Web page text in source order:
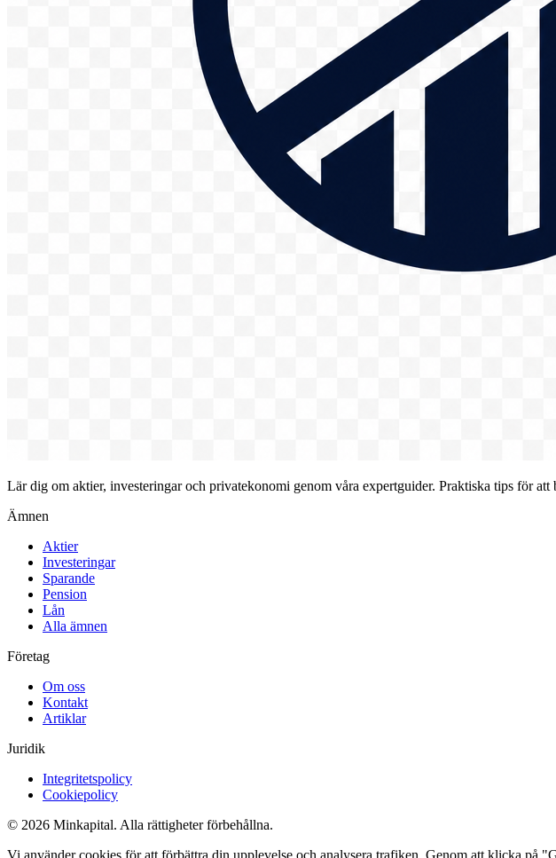
Lär dig om aktier, investeringar och privatekonomi genom våra expertguider. Praktiska tips för
Ämnen
Aktier
Investeringar
Sparande
Pension
Lån
Alla ämnen
Företag
Om oss
Kontakt
Artiklar
Juridik
Integritetspolicy
Cookiepolicy
© 2026 Minkapital. Alla rättigheter förbehållna.
Vi använder cookies för att förbättra din upplevelse och analysera trafiken. Genom att klicka på